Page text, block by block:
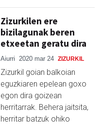
Zizurkilen ere
bizilagunak beren
etxeetan geratu dira
Aiurri 2020 mar 24 ZIZURKIL
Zizurkil goian balkoian
eguzkiaren epelean goxo
egon dira goizean
herritarrak. Behera jaitsita,
herritar batzuk ohiko